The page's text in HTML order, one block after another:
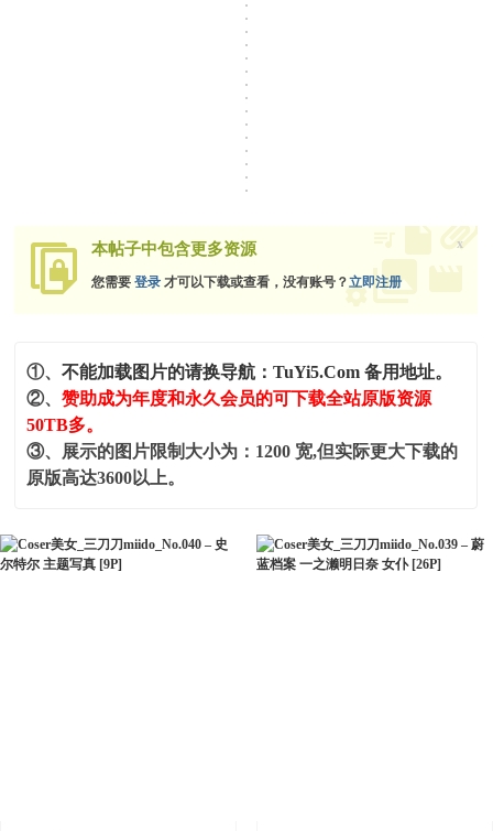
本帖子中包含更多资源
您需要登录 才可以下载或查看，没有账号？立即注册
x
①、不能加载图片的请换导航：TuYi5.Com 备用地址。
②、赞助成为年度和永久会员的可下载全站原版资源
50TB多。
③、展示的图片限制大小为：1200 宽,但实际更大下载的
原版高达3600以上。